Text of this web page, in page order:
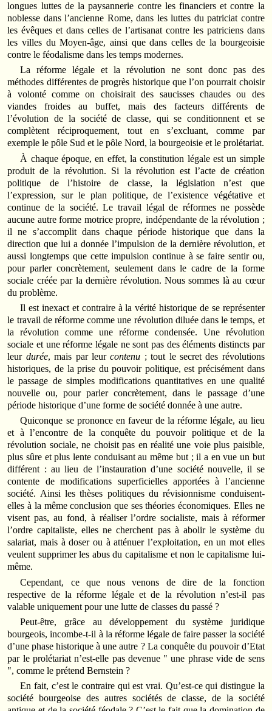
longues luttes de la paysannerie contre les financiers et contre la
noblesse dans l’ancienne Rome, dans les luttes du patriciat contre
les évêques et dans celles de l’artisanat contre les patriciens dans
les villes du Moyen-âge, ainsi que dans celles de la bourgeoisie
contre le féodalisme dans les temps modernes.
La réforme légale et la révolution ne sont donc pas des
méthodes différentes de progrès historique que l’on pourrait choisir
à volonté comme on choisirait des saucisses chaudes ou des
viandes froides au buffet, mais des facteurs différents de
l’évolution de la société de classe, qui se conditionnent et se
complètent réciproquement, tout en s’excluant, comme par
exemple le pôle Sud et le pôle Nord, la bourgeoisie et le prolétariat.
À chaque époque, en effet, la constitution légale est un simple
produit de la révolution. Si la révolution est l’acte de création
politique de l’histoire de classe, la législation n’est que
l’expression, sur le plan politique, de l’existence végétative et
continue de la société. Le travail légal de réformes ne possède
aucune autre forme motrice propre, indépendante de la révolution ;
il ne s’accomplit dans chaque période historique que dans la
direction que lui a donnée l’impulsion de la dernière révolution, et
aussi longtemps que cette impulsion continue à se faire sentir ou,
pour parler concrètement, seulement dans le cadre de la forme
sociale créée par la dernière révolution. Nous sommes là au cœur
du problème.
Il est inexact et contraire à la vérité historique de se représenter
le travail de réforme comme une révolution diluée dans le temps, et
la révolution comme une réforme condensée. Une révolution
sociale et une réforme légale ne sont pas des éléments distincts par
leur durée, mais par leurcontenu ; tout le secret des révolutions
historiques, de la prise du pouvoir politique, est précisément dans
le passage de simples modifications quantitatives en une qualité
nouvelle ou, pour parler concrètement, dans le passage d’une
période historique d’une forme de société donnée à une autre.
Quiconque se prononce en faveur de la réforme légale, au lieu
et à l’encontre de la conquête du pouvoir politique et de la
révolution sociale, ne choisit pas en réalité une voie plus paisible,
plus sûre et plus lente conduisant au même but ; il a en vue un but
différent : au lieu de l’instauration d’une société nouvelle, il se
contente de modifications superficielles apportées à l’ancienne
société. Ainsi les thèses politiques du révisionnisme conduisent-
elles à la même conclusion que ses théories économiques. Elles ne
visent pas, au fond, à réaliser l’ordre socialiste, mais à réformer
l’ordre capitaliste, elles ne cherchent pas à abolir le système du
salariat, mais à doser ou à atténuer l’exploitation, en un mot elles
veulent supprimer les abus du capitalisme et non le capitalisme lui-
même.
Cependant, ce que nous venons de dire de la fonction
respective de la réforme légale et de la révolution n’est-il pas
valable uniquement pour une lutte de classes du passé ?
Peut-être, grâce au développement du système juridique
bourgeois, incombe-t-il à la réforme légale de faire passer la société
d’une phase historique à une autre ? La conquête du pouvoir d’Etat
par le prolétariat n’est-elle pas devenue " une phrase vide de sens
", comme le prétend Bernstein ?
En fait, c’est le contraire qui est vrai. Qu’est-ce qui distingue la
société bourgeoise des autres sociétés de classe, de la société